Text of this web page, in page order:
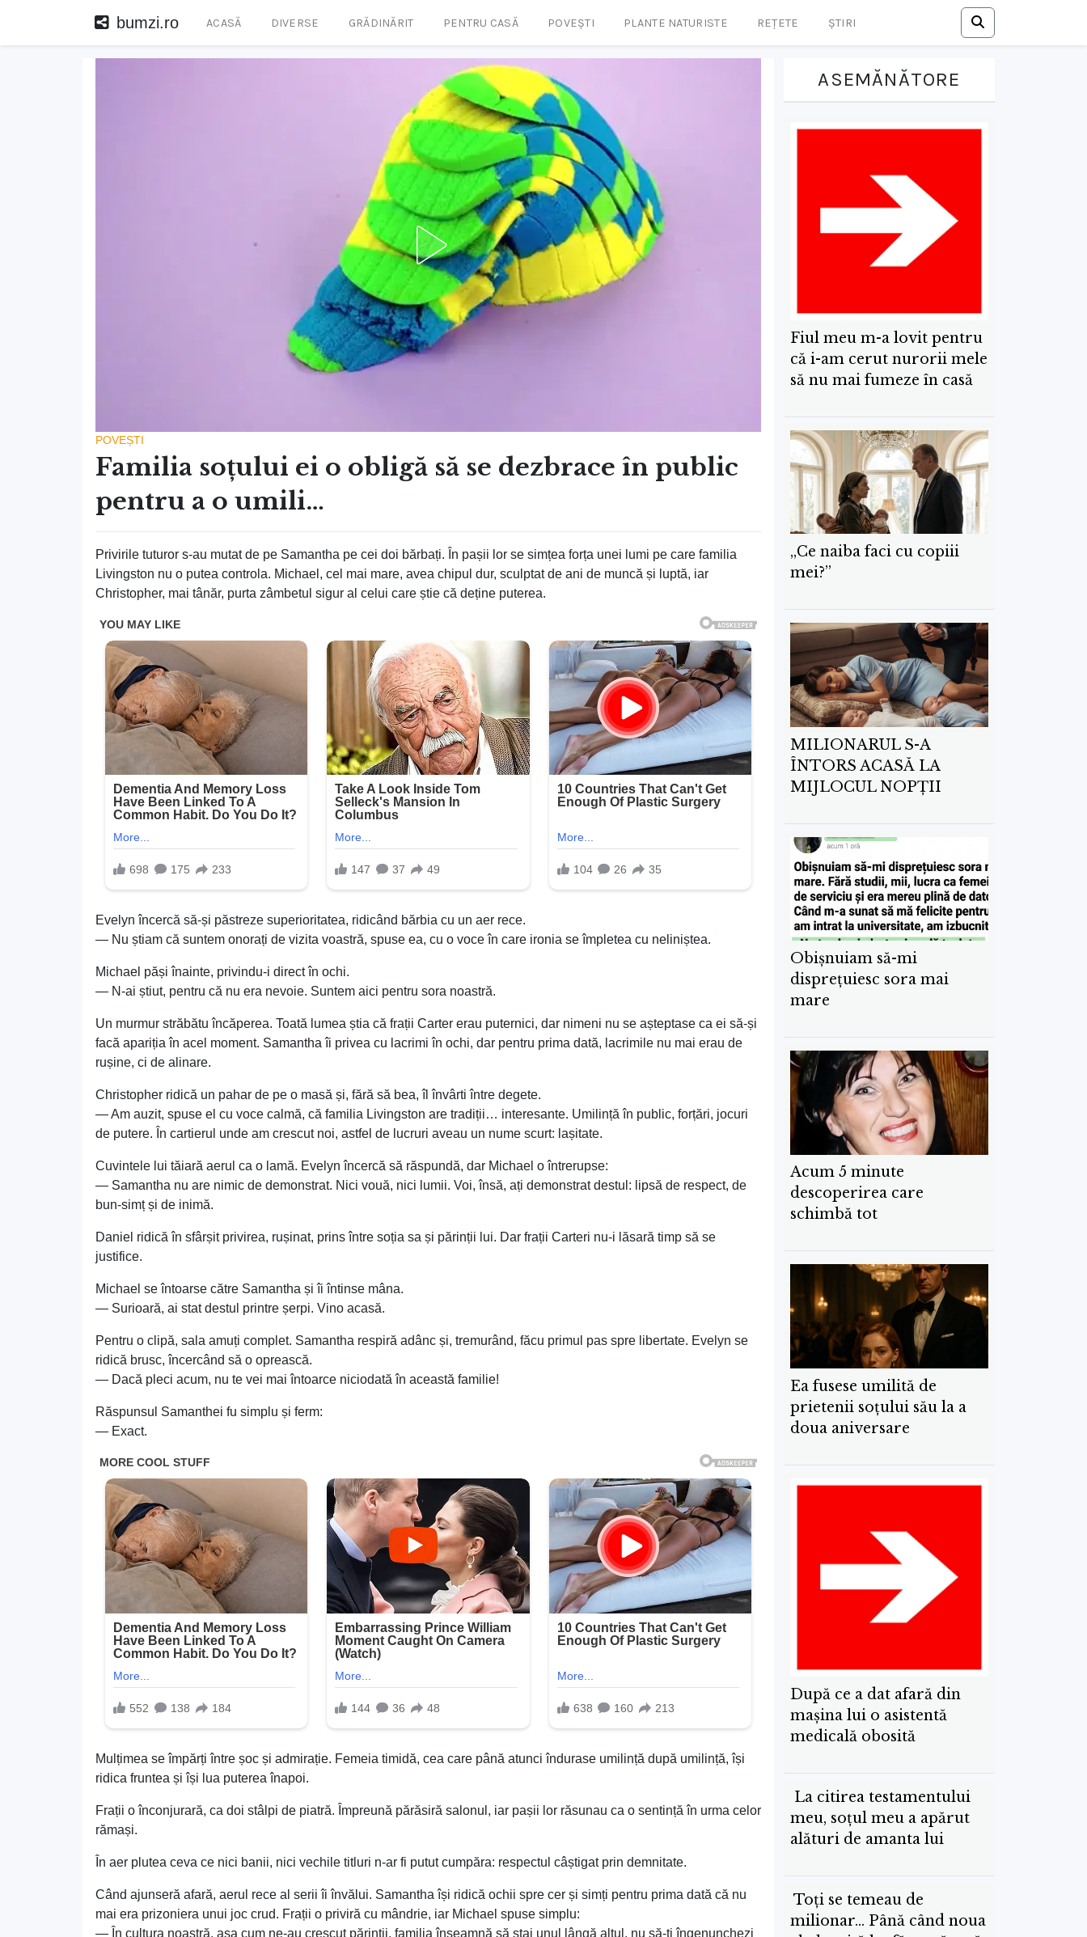
bumzi.ro ACASĂ DIVERSE GRĂDINĂRIT PENTRU CASĂ POVEȘTI PLANTE NATURISTE REȚETE ȘTIRI
POVEȘTI
Familia soțului ei o obligă să se dezbrace în public
pentru a o umili…
Privirile tuturor s-au mutat de pe Samantha pe cei doi bărbați. În pașii lor se simțea forța unei lumi pe care familia
Livingston nu o putea controla. Michael, cel mai mare, avea chipul dur, sculptat de ani de muncă și luptă, iar
Christopher, mai tânăr, purta zâmbetul sigur al celui care știe că deține puterea.
Evelyn încercă să-și păstreze superioritatea, ridicând bărbia cu un aer rece.
— Nu știam că suntem onorați de vizita voastră, spuse ea, cu o voce în care ironia se împletea cu neliniștea.
Michael păși înainte, privindu-i direct în ochi.
— N-ai știut, pentru că nu era nevoie. Suntem aici pentru sora noastră.
Un murmur străbătu încăperea. Toată lumea știa că frații Carter erau puternici, dar nimeni nu se așteptase ca ei să-și
facă apariția în acel moment. Samantha îi privea cu lacrimi în ochi, dar pentru prima dată, lacrimile nu mai erau de
rușine, ci de alinare.
Christopher ridică un pahar de pe o masă și, fără să bea, îl învârti între degete.
— Am auzit, spuse el cu voce calmă, că familia Livingston are tradiții… interesante. Umilință în public, forțări, jocuri
de putere. În cartierul unde am crescut noi, astfel de lucruri aveau un nume scurt: lașitate.
Cuvintele lui tăiară aerul ca o lamă. Evelyn încercă să răspundă, dar Michael o întrerupse:
— Samantha nu are nimic de demonstrat. Nici vouă, nici lumii. Voi, însă, ați demonstrat destul: lipsă de respect, de
bun-simț și de inimă.
Daniel ridică în sfârșit privirea, rușinat, prins între soția sa și părinții lui. Dar frații Carteri nu-i lăsară timp să se
justifice.
Michael se întoarse către Samantha și îi întinse mâna.
— Surioară, ai stat destul printre șerpi. Vino acasă.
Pentru o clipă, sala amuți complet. Samantha respiră adânc și, tremurând, făcu primul pas spre libertate. Evelyn se
ridică brusc, încercând să o oprească.
— Dacă pleci acum, nu te vei mai întoarce niciodată în această familie!
Răspunsul Samanthei fu simplu și ferm:
— Exact.
Mulțimea se împărți între șoc și admirație. Femeia timidă, cea care până atunci îndurase umilință după umilință, își
ridica fruntea și își lua puterea înapoi.
Frații o înconjurară, ca doi stâlpi de piatră. Împreună părăsiră salonul, iar pașii lor răsunau ca o sentință în urma celor
rămași.
În aer plutea ceva ce nici banii, nici vechile titluri n-ar fi putut cumpăra: respectul câștigat prin demnitate.
Când ajunseră afară, aerul rece al serii îi învălui. Samantha își ridică ochii spre cer și simți pentru prima dată că nu
mai era prizoniera unui joc crud. Frații o priviră cu mândrie, iar Michael spuse simplu:
— În cultura noastră, așa cum ne-au crescut părinții, familia înseamnă să stai unul lângă altul, nu să-ți îngenunchezi
ASEMĂNĂTORE
Fiul meu m-a lovit pentru
că i-am cerut nurorii mele
să nu mai fumeze în casă
„Ce naiba faci cu copiii
mei?”
MILIONARUL S-A
ÎNTORS ACASĂ LA
MIJLOCUL NOPȚII
Obișnuiam să-mi
disprețuiesc sora mai
mare
Acum 5 minute
descoperirea care
schimbă tot
Ea fusese umilită de
prietenii soțului său la a
doua aniversare
După ce a dat afară din
mașina lui o asistentă
medicală obosită
La citirea testamentului
meu, soțul meu a apărut
alături de amanta lui
Toți se temeau de
milionar… Până când noua